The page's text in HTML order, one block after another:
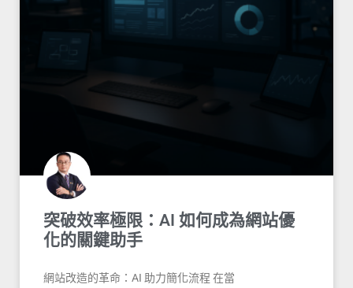
突破效率極限：AI 如何成為網站優
化的關鍵助手
網站改造的革命：AI 助力簡化流程 在當